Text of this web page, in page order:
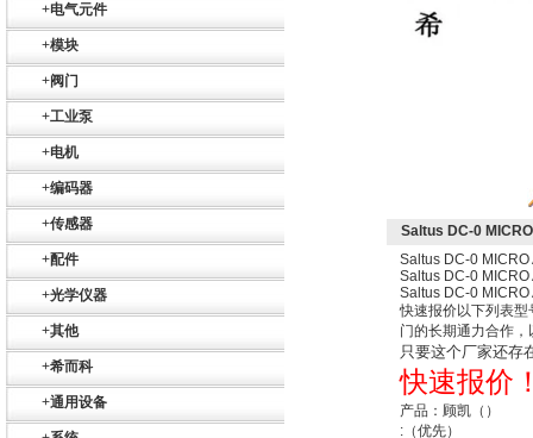
+电气元件
+模块
+阀门
+工业泵
+电机
+编码器
+传感器
+配件
+光学仪器
+其他
+希而科
+通用设备
ZIGOR
Saltus DC-0
Saltus DC-0 MICRO
Saltus DC-0 MICRO
Saltus DC-0 MICRO
快速报价以下列表
门的长期通力合作
只要这个厂家还存
快速报价
产品：顾凯（）
:（优先）